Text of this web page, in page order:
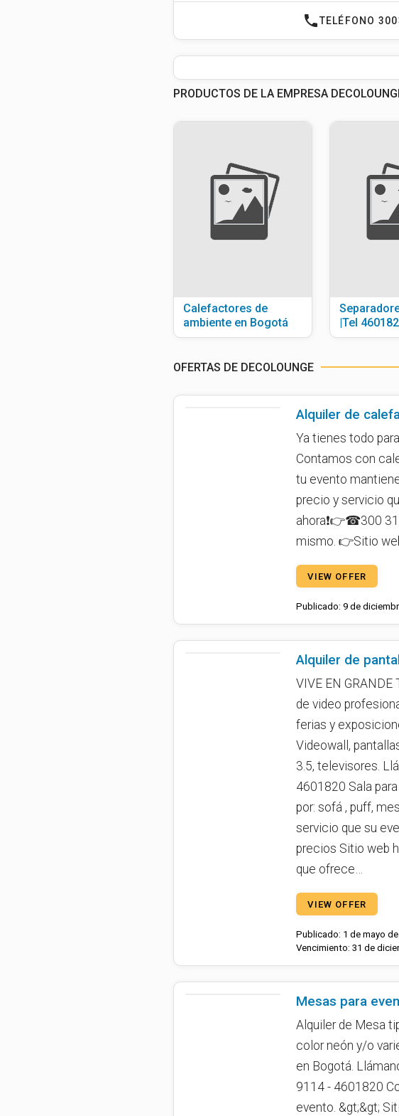
phoneTELÉFONO
PRODUCTOS DE LA EMPRESA
Calefactores de
ambiente en Bogotá
|Tel
OFERTAS DE DECOLOUNGE
Alquiler de
Ya tienes todo
Contamos con
tu evento
precio y servicio
ahora❗👉☎300
mismo. 👉Sitio
VIEW OFFER
Publicado: 9 de
Alquiler de
VIVE EN
de video
ferias y
Videowall,
3.5, televisores.
4601820 Sala
por: sofá , puff,
servicio que su
precios Sitio web
que ofrece…
VIEW OFFER
Publicado: 1 de mayo
Vencimiento: 31 de
Mesas para
Alquiler de Mesa
color neón y/o
en Bogotá.
9114 - 4601820
evento. &gt;&gt;